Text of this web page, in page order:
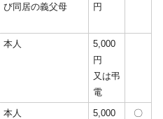
び同居の義父母
円
本人
5,000
円
又は弔
電
本人
5,000
〇